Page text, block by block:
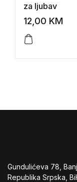
za ljubav
12,00 KM
Gundulićeva 78,
Republika Srpska,